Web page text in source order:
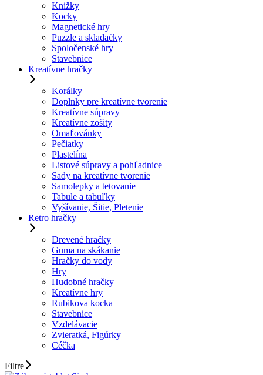
Knižky
Kocky
Magnetické hry
Puzzle a skladačky
Spoločenské hry
Stavebnice
Kreatívne hračky
Korálky
Doplnky pre kreatívne tvorenie
Kreatívne súpravy
Kreatívne zošity
Omaľovánky
Pečiatky
Plastelína
Listové súpravy a pohľadnice
Sady na kreatívne tvorenie
Samolepky a tetovanie
Tabule a tabuľky
Vyšívanie, Šitie, Pletenie
Retro hračky
Drevené hračky
Guma na skákanie
Hračky do vody
Hry
Hudobné hračky
Kreatívne hry
Rubikova kocka
Stavebnice
Vzdelávacie
Zvieratká, Figúrky
Céčka
Filtre